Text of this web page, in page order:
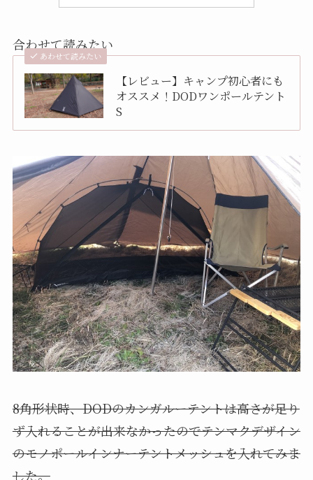
合わせて読みたい
あわせて読みたい
【レビュー】キャンプ初心者にも
オススメ！DODワンポールテント
S
8角形状時、DODのカンガルーテントは高さが足り
ず入れることが出来なかったのでテンマクデザイン
のモノポールインナーテントメッシュを入れてみま
した。